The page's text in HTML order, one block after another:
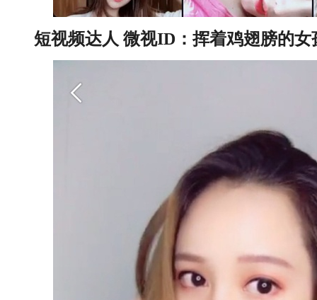
短视频达人 微视ID：挥着鸡翅膀的女